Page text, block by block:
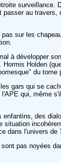
surveillance.
passer au
sur les
à développer
Holden
du tome
gars qui se
qui, même
des
dans l'univers de
pas noyées